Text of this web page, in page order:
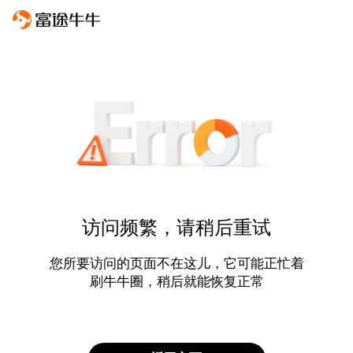
访问频繁，请稍后重试
您所要访问的页面不在这儿，它可能正忙着
刷牛牛圈，稍后就能恢复正常